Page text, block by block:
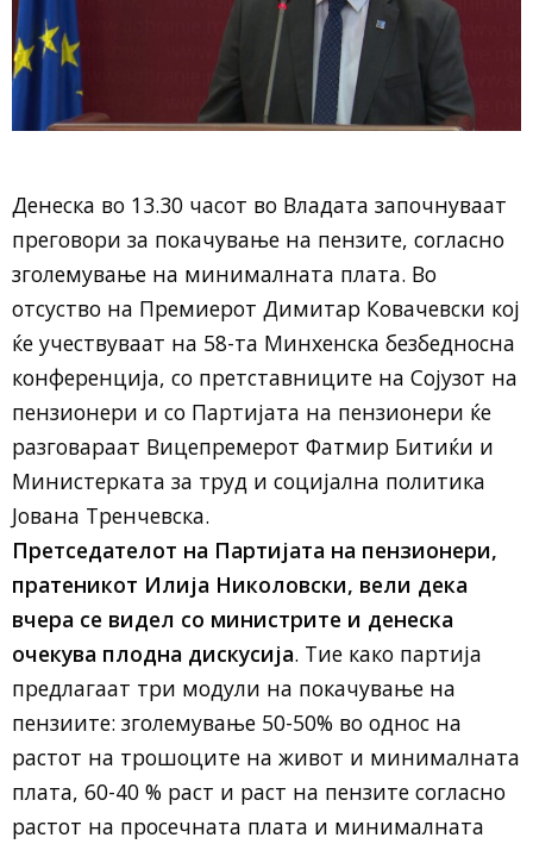
Денеска во 13.30 часот во Владата започнуваат
преговори за покачување на пензите, согласно
зголемување на минималната плата. Во
отсуство на Премиерот Димитар Ковачевски кој
ќе учествуваат на 58-та Минхенска безбедносна
конференција, со претставниците на Сојузот на
пензионери и со Партијата на пензионери ќе
разговараат Вицепремерот Фатмир Битиќи и
Министерката за труд и социјална политика
Јована Тренчевска.
Претседателот на Партијата на пензионери,
пратеникот Илија Николовски, вели дека
вчера се видел со министрите и денеска
очекува плодна дискусија. Тие како партија
предлагаат три модули на покачување на
пензиите: зголемување 50-50% во однос на
растот на трошоците на живот и минималната
плата, 60-40 % раст и раст на пензите согласно
растот на просечната плата и минималната